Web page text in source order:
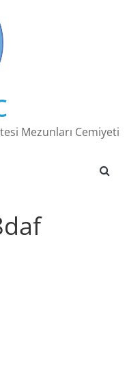
Mezunları Cemiyeti